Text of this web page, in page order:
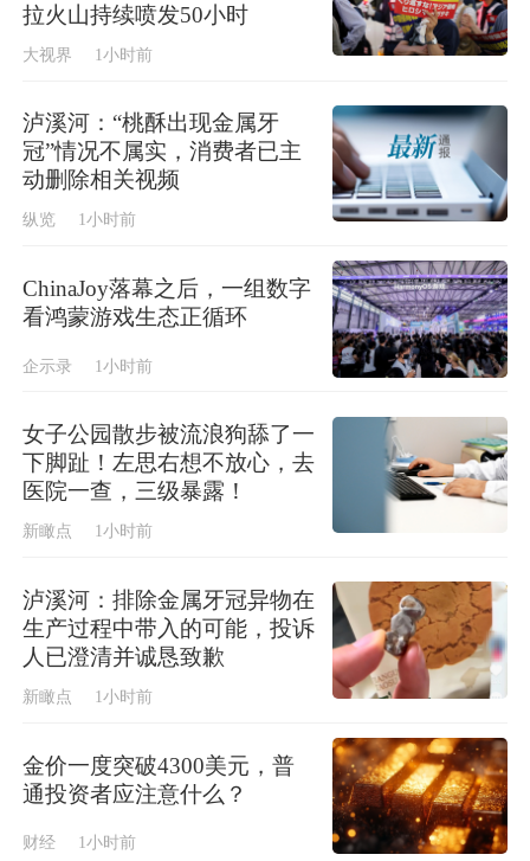
拉火山持续喷发50小时
大视界 1小时前
泸溪河：“桃酥出现金属牙
冠”情况不属实，消费者已主
动删除相关视频
纵览 1小时前
ChinaJoy落幕之后，一组数字
看鸿蒙游戏生态正循环
企示录 1小时前
女子公园散步被流浪狗舔了一
下脚趾！左思右想不放心，去
医院一查，三级暴露！
新瞰点 1小时前
泸溪河：排除金属牙冠异物在
生产过程中带入的可能，投诉
人已澄清并诚恳致歉
新瞰点 1小时前
金价一度突破4300美元，普
通投资者应注意什么？
财经 1小时前